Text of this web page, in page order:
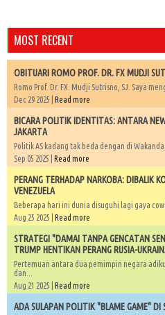
MOST RECENT
OBITUARI ROMO PROF. DR. FX MUDJI
Romo Prof. Dr. FX. Mudji Sutrisno, SJ. Saya
Dec 29 2025 | Read more
BICARA POLITIK IDENTITAS: ANTARA
JAKARTA
Politik AS kadang tak beda dengan di
Sep 05 2025 | Read more
PERANG TERHADAP NARKOBA: DIBALIK
VENEZUELA
Beberapa hari ini dunia disuguhi lagi gaya
Aug 25 2025 | Read more
STRATEGI "DAMAI TANPA GENCATAN
TRUMP HENTIKAN PERANG RUSIA-
Pertemuan antara dua pemimpin negara
dan...
Aug 21 2025 | Read more
ADA SULAPAN POLITIK "BLAME GAME" DI